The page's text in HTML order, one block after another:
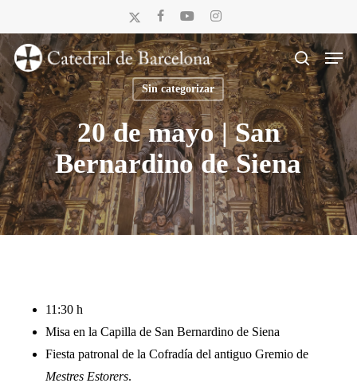
to
main
content
x-
twitter
facebookyoutube instagram
search
Menu
Sin categorizar
20 de mayo | San
Bernardino de Siena
11:30 h
Misa en la Capilla de San Bernardino de Siena
Fiesta patronal de la Cofradía del antiguo Gremio de
Mestres Estorers.